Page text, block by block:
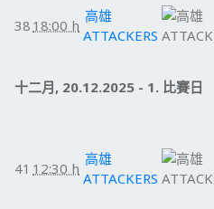
38 18:00 h
高雄
ATTACKERS
十二月, 20.12.2025 - 1. 比賽日
41 12:30 h
高雄
ATTACKERS